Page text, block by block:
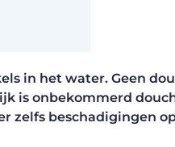
in het water. Geen
is onbekommerd
zelfs beschadigingen